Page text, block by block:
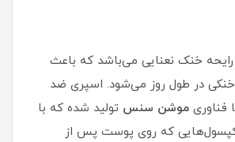
رایحه خنک نعنایی می‌باشد که باعث
در طول روز می‌شود. اسپری ضد
موشن سنس تولید شده که با
که روی پوست پس از